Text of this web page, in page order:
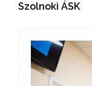
Szolnoki ÁSK